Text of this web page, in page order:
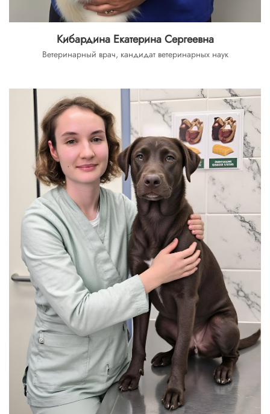
Кибардина Екатерина Сергеевна
Ветеринарный врач, кандидат ветеринарных наук